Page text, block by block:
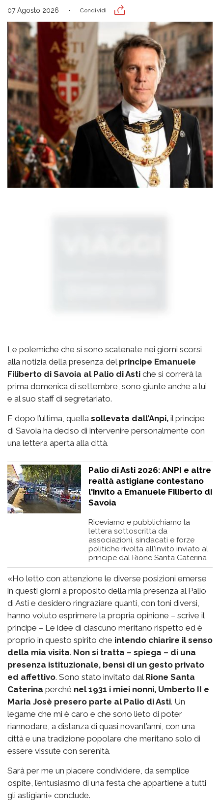
07 Agosto 2026 Condividi
Le polemiche che si sono scatenate nei giorni scorsi
alla notizia della presenza del principe Emanuele
Filiberto di Savoia al Palio di Asti che si correrà la
prima domenica di settembre, sono giunte anche a lui
e al suo staff di segretariato.
E dopo l’ultima, quella sollevata dall’Anpi, il principe
di Savoia ha deciso di intervenire personalmente con
una lettera aperta alla città.
Palio di Asti 2026: ANPI e altre
realtà astigiane contestano
l'invito a Emanuele Filiberto di
Savoia
Riceviamo e pubblichiamo la
lettera sottoscritta da
associazioni, sindacati e forze
politiche rivolta all'invito inviato al
principe dal Rione Santa Caterina
«Ho letto con attenzione le diverse posizioni emerse
in questi giorni a proposito della mia presenza al Palio
di Asti e desidero ringraziare quanti, con toni diversi,
hanno voluto esprimere la propria opinione – scrive il
principe – Le idee di ciascuno meritano rispetto ed è
proprio in questo spirito che intendo chiarire il senso
della mia visita. Non si tratta – spiega – di una
presenza istituzionale, bensì di un gesto privato
ed affettivo. Sono stato invitato dal Rione Santa
Caterina perché nel 1931 i miei nonni, Umberto II e
Maria Josè presero parte al Palio di Asti. Un
legame che mi è caro e che sono lieto di poter
riannodare, a distanza di quasi novant’anni, con una
città e una tradizione popolare che meritano solo di
essere vissute con serenità.
Sarà per me un piacere condividere, da semplice
ospite, l’entusiasmo di una festa che appartiene a tutti
gli astigiani» conclude.